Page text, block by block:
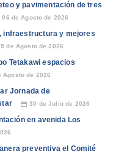
y pavimentación de tres
06 de Agosto de 2026
infraestructura y mejores
de Agosto de 2026
Tetakawi espacios
Agosto de 2026
Jornada de
📅 30 de Julio de 2026
en avenida Los
preventiva el Comité